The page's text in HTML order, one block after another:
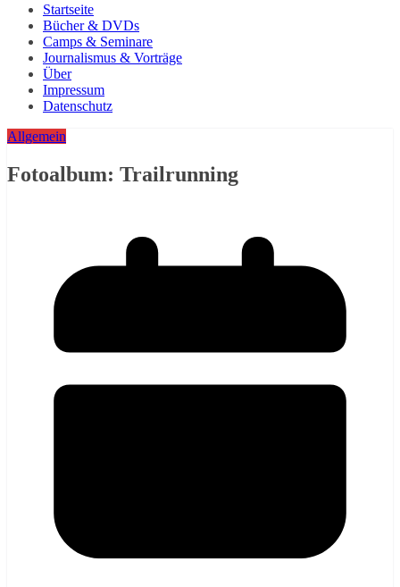
Startseite
Bücher & DVDs
Camps & Seminare
Journalismus & Vorträge
Über
Impressum
Datenschutz
Allgemein
Fotoalbum: Trailrunning